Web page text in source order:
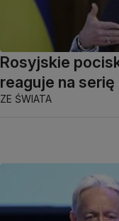
Rosyjskie
reaguje na
ZE ŚWIATA